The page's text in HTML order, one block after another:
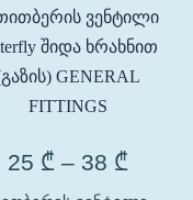
25 ₾ – 38 ₾